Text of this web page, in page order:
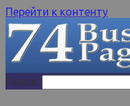
Перейти к контенту
Поиск: